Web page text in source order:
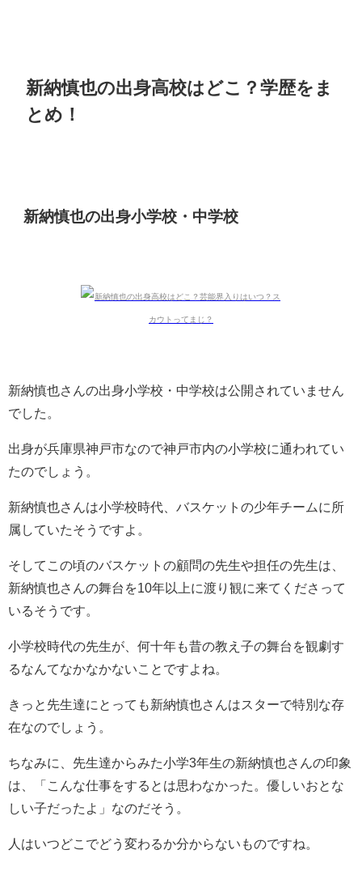
新納慎也の出身高校はどこ？学歴をま
とめ！
新納慎也の出身小学校・中学校
新納慎也さんの出身小学校・中学校は公開されていません
でした。
出身が兵庫県神戸市なので神戸市内の小学校に通われてい
たのでしょう。
新納慎也さんは小学校時代、バスケットの少年チームに所
属していたそうですよ。
そしてこの頃のバスケットの顧問の先生や担任の先生は、
新納慎也さんの舞台を10年以上に渡り観に来てくださって
いるそうです。
小学校時代の先生が、何十年も昔の教え子の舞台を観劇す
るなんてなかなかないことですよね。
きっと先生達にとっても新納慎也さんはスターで特別な存
在なのでしょう。
ちなみに、先生達からみた小学3年生の新納慎也さんの印象
は、「こんな仕事をするとは思わなかった。優しいおとな
しい子だったよ」なのだそう。
人はいつどこでどう変わるか分からないものですね。